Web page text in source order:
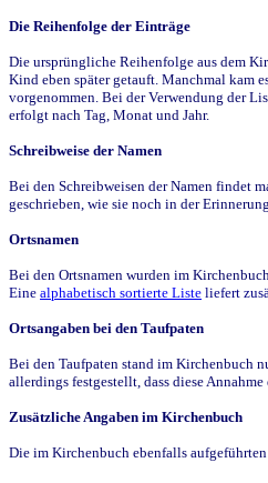
Die Reihenfolge der Einträge
Die ursprüngliche Reihenfolge aus dem
Kind eben später getauft. Manchmal kam
vorgenommen. Bei der Verwendung der
erfolgt nach Tag, Monat und Jahr.
Schreibweise der Namen
Bei den Schreibweisen der Namen findet
geschrieben, wie sie noch in der
Ortsnamen
Bei den Ortsnamen wurden im
Eine alphabetisch sortierte Liste liefert
Ortsangaben bei den Taufpaten
Bei den Taufpaten stand im Kirchenbuch
allerdings festgestellt, dass diese
Zusätzliche Angaben im Kirchenbuch
Die im Kirchenbuch ebenfalls